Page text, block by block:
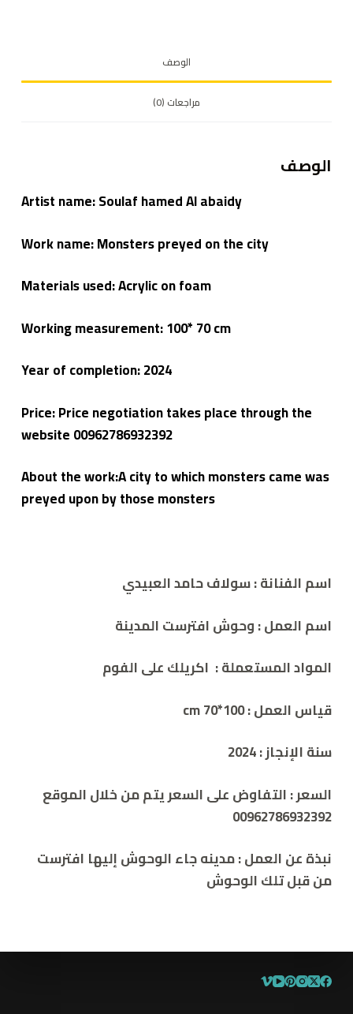
الوصف
مراجعات (0)
الوصف
Artist name:Soulaf hamed Al abaidy
Work name: Monsters preyed on the city
Materials used: Acrylic on foam
Working measurement: 100* 70 cm
Year of completion:2024
Price: Price negotiation takes place through the
website 00962786932392
About the work:A city to which monsters came was
preyed upon by those monsters
اسم الفنانة : سولاف حامد العبيدي
اسم العمل :وحوش افترست المدينة
المواد المستعملة : اكريلك على الفوم
قياس العمل : cm70*100
سنة الإنجاز :2024
السعر:التفاوض على السعر يتم من خلال الموقع
00962786932392
نبذة عن العمل :مدينه جاء الوحوش إليها افترست
من قبل تلك الوحوش